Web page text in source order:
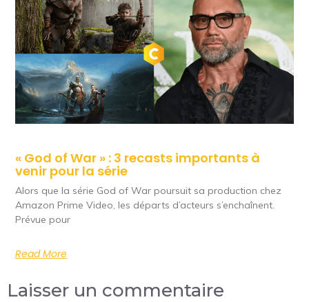
« God of War » : 3 recasts importants à
venir pour la série
Alors que la série God of War poursuit sa production chez
Amazon Prime Video, les départs d’acteurs s’enchaînent.
Prévue pour
Read More
Laisser un commentaire